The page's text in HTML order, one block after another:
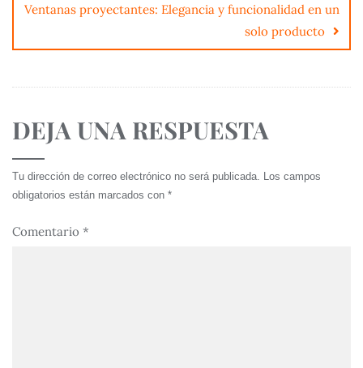
Ventanas proyectantes: Elegancia y funcionalidad en un
solo producto
DEJA UNA RESPUESTA
Tu dirección de correo electrónico no será publicada.
Los campos
obligatorios están marcados con *
Comentario *